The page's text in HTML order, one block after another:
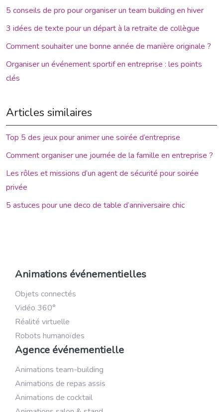
5 conseils de pro pour organiser un team building en hiver
3 idées de texte pour un départ à la retraite de collègue
Comment souhaiter une bonne année de manière originale ?
Organiser un événement sportif en entreprise : les points
clés
Articles similaires
Top 5 des jeux pour animer une soirée d’entreprise
Comment organiser une journée de la famille en entreprise ?
Les rôles et missions d’un agent de sécurité pour soirée
privée
5 astuces pour une deco de table d’anniversaire chic
Animations événementielles
Objets connectés
Vidéo 360°
Réalité virtuelle
Robots humanoïdes
Agence événementielle
Animations team-building
Animations de repas assis
Animations de cocktail